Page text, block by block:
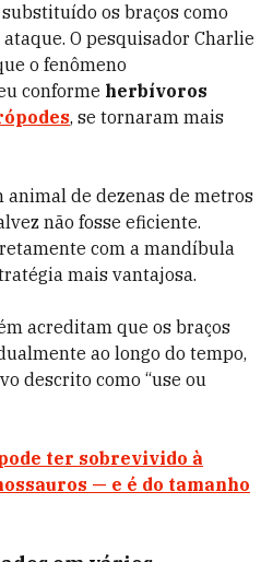
os braços como
O pesquisador Charlie
o fenômeno
conforme herbívoros
, se tornaram mais
animal de dezenas de metros
não fosse eficiente.
com a mandíbula
mais vantajosa.
acreditam que os braços
ao longo do tempo,
descrito como “use ou
ter sobrevivido à
— e é do tamanho